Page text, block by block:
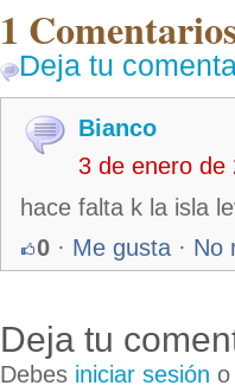
1
Deja tu
Bianco
3 de enero de
hace falta k la isla
0 · Me gusta · No
Deja tu
Debes iniciar sesión